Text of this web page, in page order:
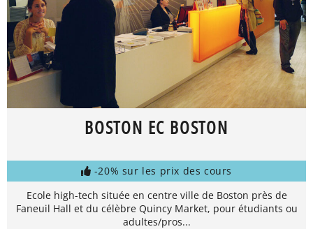
BOSTON EC BOSTON
-20% sur les prix des cours
Ecole high-tech située en centre ville de Boston près de
Faneuil Hall et du célèbre Quincy Market, pour étudiants ou
adultes/pros...